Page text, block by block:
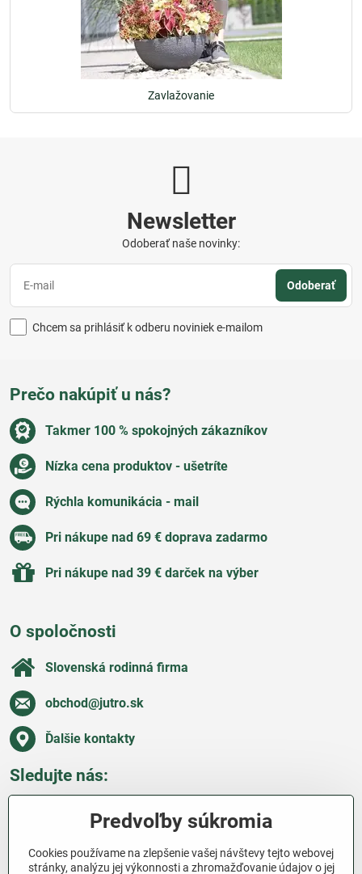
Zavlažovanie
Newsletter
Odoberať naše novinky:
Odoberať
Chcem sa prihlásiť k odberu noviniek e-mailom
Prečo nakúpiť u nás?
Takmer 100 % spokojných zákazníkov
Nízka cena produktov - ušetríte
Rýchla komunikácia - mail
Pri nákupe nad 69 € doprava zadarmo
Pri nákupe nad 39 € darček na výber
O spoločnosti
Slovenská rodinná firma
obchod​@jutro​.sk
Ďalšie kontakty
Sledujte nás:
Všetko o nákupe
Predvoľby súkromia
Cookies používame na zlepšenie vašej návštevy tejto webovej
stránky, analýzu jej výkonnosti a zhromažďovanie údajov o jej